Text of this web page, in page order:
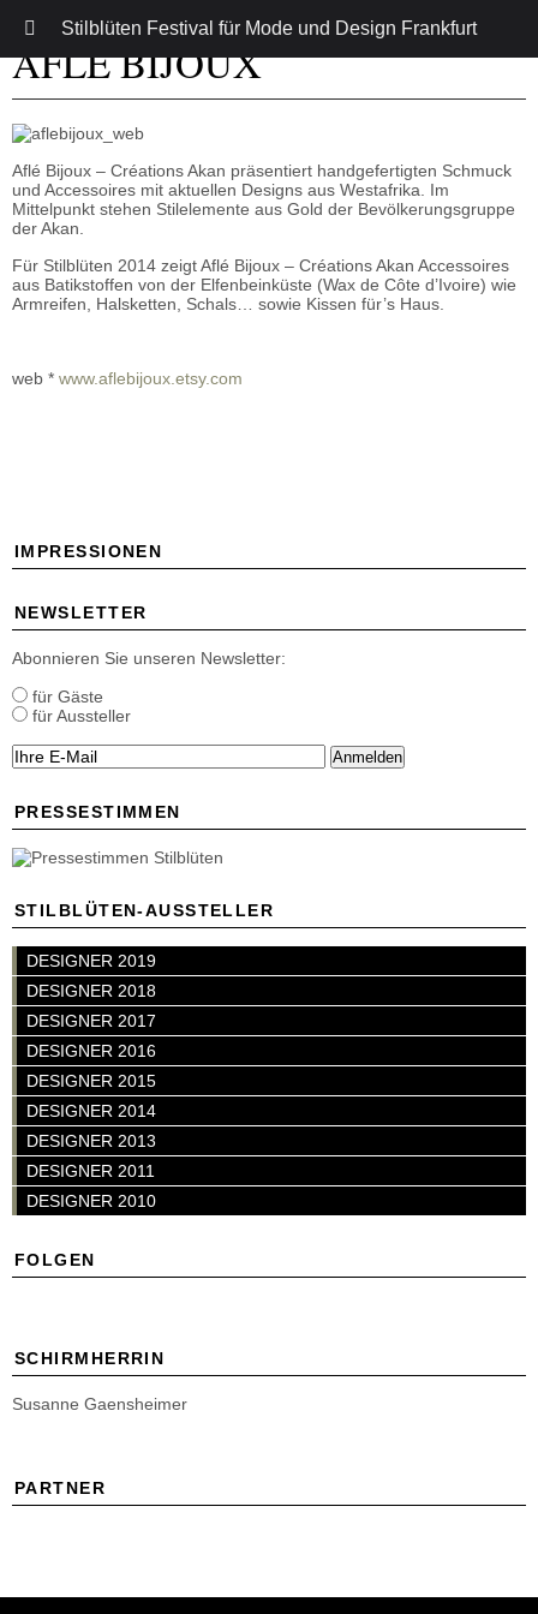
AFLÉ BIJOUX
Aflé Bijoux – Créations Akan präsentiert handgefertigten Schmuck
und Accessoires mit aktuellen Designs aus Westafrika. Im
Mittelpunkt stehen Stilelemente aus Gold der Bevölkerungsgruppe
der Akan.
Für Stilblüten 2014 zeigt Aflé Bijoux – Créations Akan Accessoires
aus Batikstoffen von der Elfenbeinküste (Wax de Côte d’Ivoire) wie
Armreifen, Halsketten, Schals… sowie Kissen für’s Haus.
web * www.aflebijoux.etsy.com
IMPRESSIONEN
NEWSLETTER
Abonnieren Sie unseren Newsletter:
für Gäste
für Aussteller
Anmelden
PRESSESTIMMEN
STILBLÜTEN-AUSSTELLER
DESIGNER 2019
DESIGNER 2018
DESIGNER 2017
DESIGNER 2016
DESIGNER 2015
DESIGNER 2014
DESIGNER 2013
DESIGNER 2011
DESIGNER 2010
FOLGEN
SCHIRMHERRIN
Susanne Gaensheimer
PARTNER
Stilblüten Festival für Mode und Design Frankfurt